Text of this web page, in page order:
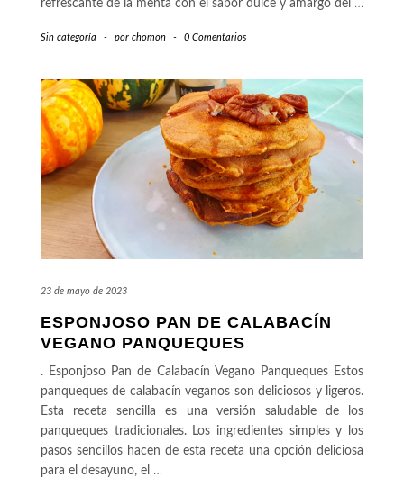
refrescante de la menta con el sabor dulce y amargo del …
Sin categoría - por chomon - 0 Comentarios
23 de mayo de 2023
ESPONJOSO PAN DE CALABACÍN
VEGANO PANQUEQUES
. Esponjoso Pan de Calabacín Vegano Panqueques Estos
panqueques de calabacín veganos son deliciosos y ligeros.
Esta receta sencilla es una versión saludable de los
panqueques tradicionales. Los ingredientes simples y los
pasos sencillos hacen de esta receta una opción deliciosa
para el desayuno, el …